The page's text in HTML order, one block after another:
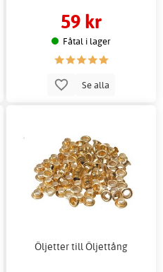
59 kr
Fåtal i lager
Se alla
Öljetter till Öljettång